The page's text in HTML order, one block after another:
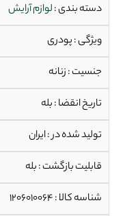
شناسه کالا : 1206010064
قابلیت بازگشت : بله
تولید شده در : ایران
تاریخ انقضا : بله
جنسیت : زنانه
ویژگی : پودری
دسته بندی :لوازم آرایش